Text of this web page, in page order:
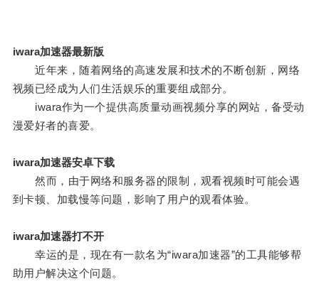
iwara加速器最新版
近年来，随着网络的高速发展和技术的不断创新，网络
视频已经成为人们生活娱乐的重要组成部分。
iwara作为一个提供高质量动画视频分享的网站，备受动
漫爱好者的喜爱。
iwara加速器安卓下载
然而，由于网络和服务器的限制，观看视频时可能会遇
到卡顿、加载慢等问题，影响了用户的观看体验。
iwara加速器打不开
幸运的是，现在有一款名为“iwara加速器”的工具能够帮
助用户解决这个问题。